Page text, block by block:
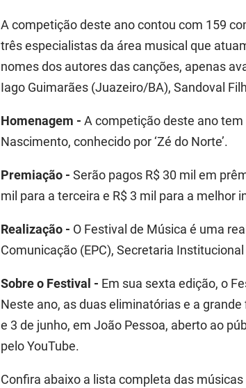
A competição deste ano contou com 159
três especialistas da área musical que
nomes dos autores das canções, apenas
Iago Guimarães (Juazeiro/BA), Sandoval
Homenagem - A competição deste ano
Nascimento, conhecido por ‘Zé do Norte’.
Premiação - Serão pagos R$ 30 mil em
mil para a terceira e R$ 3 mil para a melhor
Realização - O Festival de Música é uma
Comunicação (EPC), Secretaria
Sobre o Festival - Em sua sexta edição, o
Neste ano, asduas eliminatórias e a
e 3 de junho, em João Pessoa, aberto ao
pelo YouTube.
Confira abaixo a lista completa das